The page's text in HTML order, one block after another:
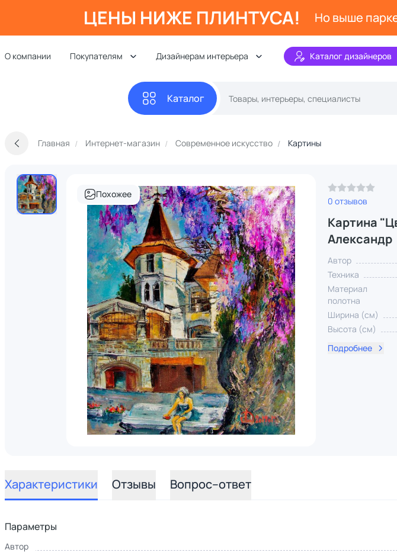
ЦЕНЫ НИЖЕ ПЛИНТУСА! Но выше
О компании Покупателям Дизайнерам интерьера Каталог дизайнеров
Каталог
Главная Интернет-магазин Современное искусство Картины
Похожее
0 отзывов
Картина
Александр
Автор
Техника
Материал
полотна
Ширина (см)
Высота (см)
Подробнее
Характеристики Отзывы Вопрос–ответ
Параметры
Автор